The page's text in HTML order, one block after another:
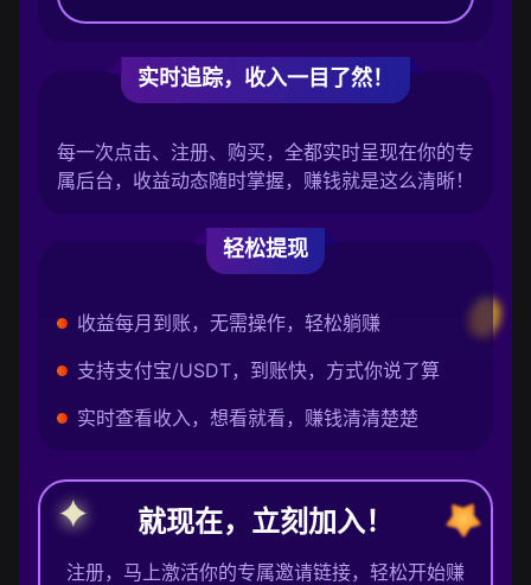
实时追踪，收入一目了然！
每一次点击、注册、购买，全都实时呈现在你的专
属后台，收益动态随时掌握，赚钱就是这么清晰！
轻松提现
收益每月到账，无需操作，轻松躺赚
支持支付宝/USDT，到账快，方式你说了算
实时查看收入，想看就看，赚钱清清楚楚
就现在，立刻加入！
注册，马上激活你的专属邀请链接，轻松开始赚